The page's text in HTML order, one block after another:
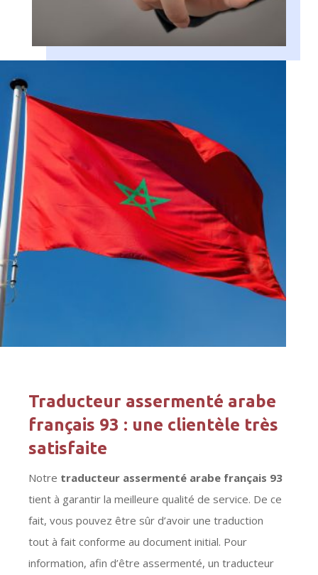
Traducteur assermenté arabe
français 93 : une clientèle très
satisfaite
Notre traducteur assermenté arabe français 93
tient à garantir la meilleure qualité de service. De ce
fait, vous pouvez être sûr d’avoir une traduction
tout à fait conforme au document initial. Pour
information, afin d’être assermenté, un traducteur